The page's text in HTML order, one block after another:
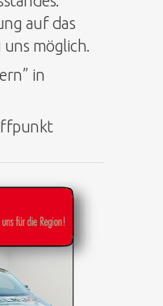
auf das
möglich.
in